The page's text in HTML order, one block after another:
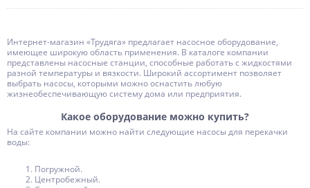
Интернет-магазин «Трудяга» предлагает насосное оборудование,
имеющее широкую область применения. В каталоге компании
представлены насосные станции, способные работать с жидкостями
разной температуры и вязкости. Широкий ассортимент позволяет
выбрать насосы, которыми можно оснастить любую
жизнеобеспечивающую систему дома или предприятия.
Какое оборудование можно купить?
На сайте компании можно найти следующие насосы для перекачки
воды:
Погружной.
Центробежный.